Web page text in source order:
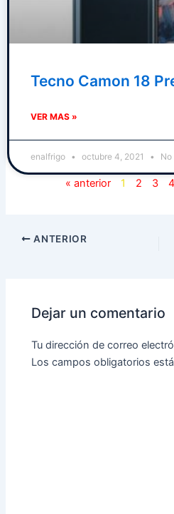
Tecno Camon 18
VER MAS »
enalfrigo octubre 4, 2021
« anterior 1 2 3 4
ANTERIOR
Dejar un comentario
Tu dirección de correo
Los campos obligatorios